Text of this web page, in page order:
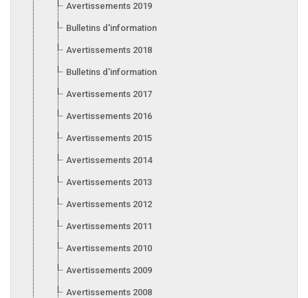
Avertissements 2019
Bulletins d'information 2019
Avertissements 2018
Bulletins d'information 2018
Avertissements 2017
Avertissements 2016
Avertissements 2015
Avertissements 2014
Avertissements 2013
Avertissements 2012
Avertissements 2011
Avertissements 2010
Avertissements 2009
Avertissements 2008